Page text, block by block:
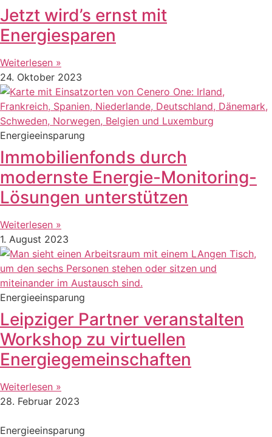
Jetzt wird’s ernst mit
Energiesparen
Weiterlesen »
24. Oktober 2023
Energieeinsparung
Immobilienfonds durch
modernste Energie-Monitoring-
Lösungen unterstützen
Weiterlesen »
1. August 2023
Energieeinsparung
Leipziger Partner veranstalten
Workshop zu virtuellen
Energiegemeinschaften
Weiterlesen »
28. Februar 2023
Energieeinsparung